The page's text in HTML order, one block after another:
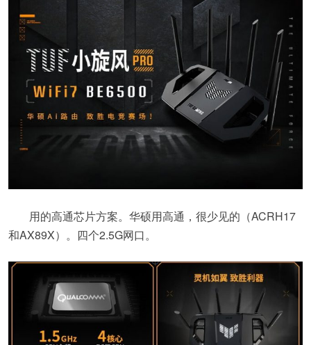
用的高通芯片方案。华硕用高通，很少见的（ACRH17
和AX89X）。四个2.5G网口。